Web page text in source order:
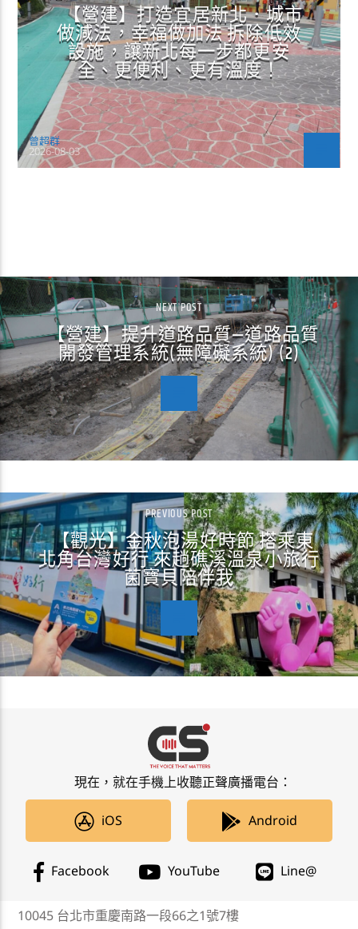
【營建】打造宜居新北．城市
做減法，幸福做加法 拆除低效
設施，讓新北每一步都更安
全、更便利、更有溫度！
曾超群
2026-08-03
NEXT POST
【營建】提升道路品質—道路品質
開發管理系統(無障礙系統) (2)
PREVIOUS POST
【觀光】金秋泡湯好時節 搭乘東
北角台灣好行 來趟礁溪溫泉小旅行
菌寶貝陪伴我
現在，就在手機上收聽正聲廣播電台：
iOS Android
Facebook YouTube Line@
10045 台北市重慶南路一段66之1號7樓